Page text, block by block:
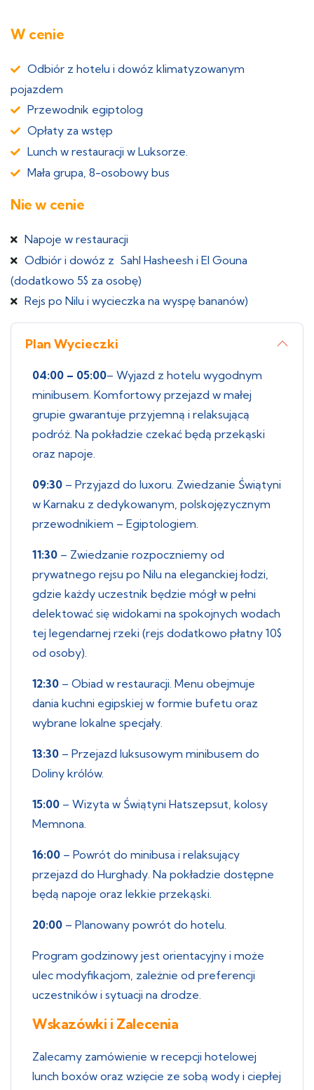
W cenie
Odbiór z hotelu i dowóz klimatyzowanym
pojazdem
Przewodnik egiptolog
Opłaty za wstęp
Lunch w restauracji w Luksorze.
Mała grupa, 8-osobowy bus
Nie w cenie
Napoje w restauracji
Odbiór i dowóz z Sahl Hasheesh i El Gouna
(dodatkowo 5$ za osobę)
Rejs po Nilu i wycieczka na wyspę bananów)
Plan Wycieczki
04:00 – 05:00– Wyjazd z hotelu wygodnym
minibusem. Komfortowy przejazd w małej
grupie gwarantuje przyjemną i relaksującą
podróż. Na pokładzie czekać będą przekąski
oraz napoje.
09:30 – Przyjazd do luxoru. Zwiedzanie Świątyni
w Karnaku z dedykowanym, polskojęzycznym
przewodnikiem – Egiptologiem.
11:30 – Zwiedzanie rozpoczniemy od
prywatnego rejsu po Nilu na eleganckiej łodzi,
gdzie każdy uczestnik będzie mógł w pełni
delektować się widokami na spokojnych wodach
tej legendarnej rzeki (rejs dodatkowo płatny 10$
od osoby).
12:30 – Obiad w restauracji. Menu obejmuje
dania kuchni egipskiej w formie bufetu oraz
wybrane lokalne specjały.
13:30 – Przejazd luksusowym minibusem do
Doliny królów.
15:00 – Wizyta w Świątyni Hatszepsut, kolosy
Memnona.
16:00 – Powrót do minibusa i relaksujący
przejazd do Hurghady. Na pokładzie dostępne
będą napoje oraz lekkie przekąski.
20:00 – Planowany powrót do hotelu.
Program godzinowy jest orientacyjny i może
ulec modyfikacjom, zależnie od preferencji
uczestników i sytuacji na drodze.
Wskazówki i Zalecenia
Zalecamy zamówienie w recepcji hotelowej
lunch boxów oraz wzięcie ze sobą wody i ciepłej